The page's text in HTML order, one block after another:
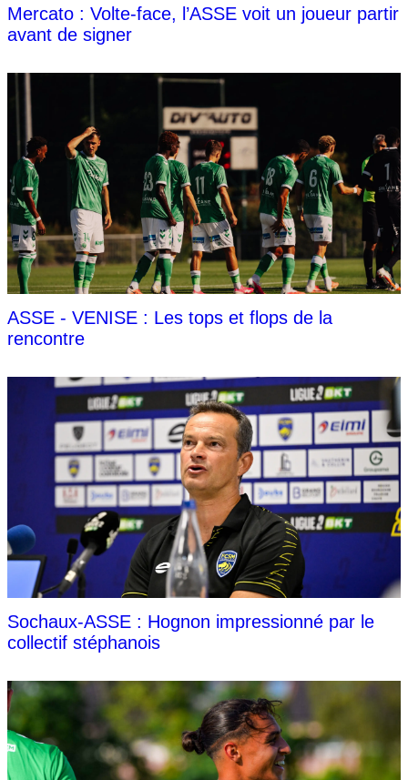
Mercato : Volte-face, l’ASSE voit un joueur partir
avant de signer
ASSE - VENISE : Les tops et flops de la
rencontre
Sochaux-ASSE : Hognon impressionné par le
collectif stéphanois